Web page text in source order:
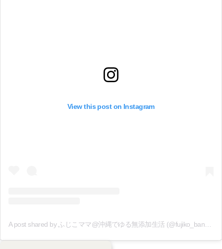
View this post on Instagram
A post shared by ふじこママ@沖縄でゆる無添加生活 (@fujiko_bannai)